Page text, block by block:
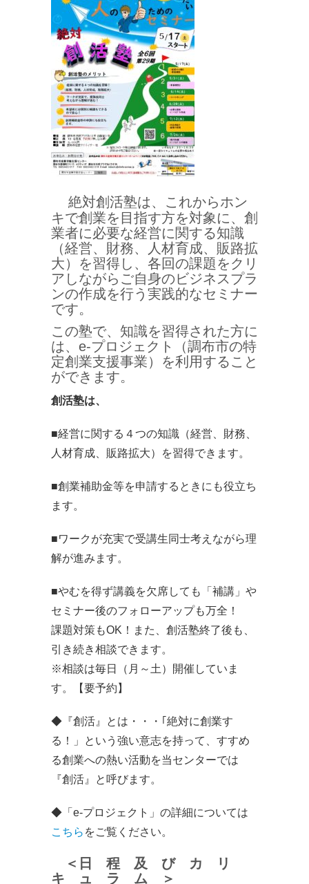
絶対創活塾は、これからホン
キで創業を目指す方を対象に、創
業者に必要な経営に関する知識
（経営、財務、人材育成、販路拡
大）を習得し、各回の課題をクリ
アしながらご自身のビジネスプラ
ンの作成を行う実践的なセミナー
です。
この塾で、知識を習得された方に
は、e-プロジェクト（調布市の特
定創業支援事業）を利用すること
ができます。
創活塾は、
■経営に関する４つの知識（経営、財務、
人材育成、販路拡大）を習得できます。
■創業補助金等を申請するときにも役立ち
ます。
■ワークが充実で受講生同士考えながら理
解が進みます。
■やむを得ず講義を欠席しても「補講」や
セミナー後のフォローアップも万全！
課題対策もOK！また、創活塾終了後も、
引き続き相談できます。
※相談は毎日（月～土）開催していま
す。【要予約】
◆『創活』とは・・・｢絶対に創業す
る！」という強い意志を持って、すすめ
る創業への熱い活動を当センターでは
『創活』と呼びます。
◆「e-プロジェクト」の詳細については
こちら をご覧ください。
＜日 程 及 び カ リ
キ ュ ラ ム ＞